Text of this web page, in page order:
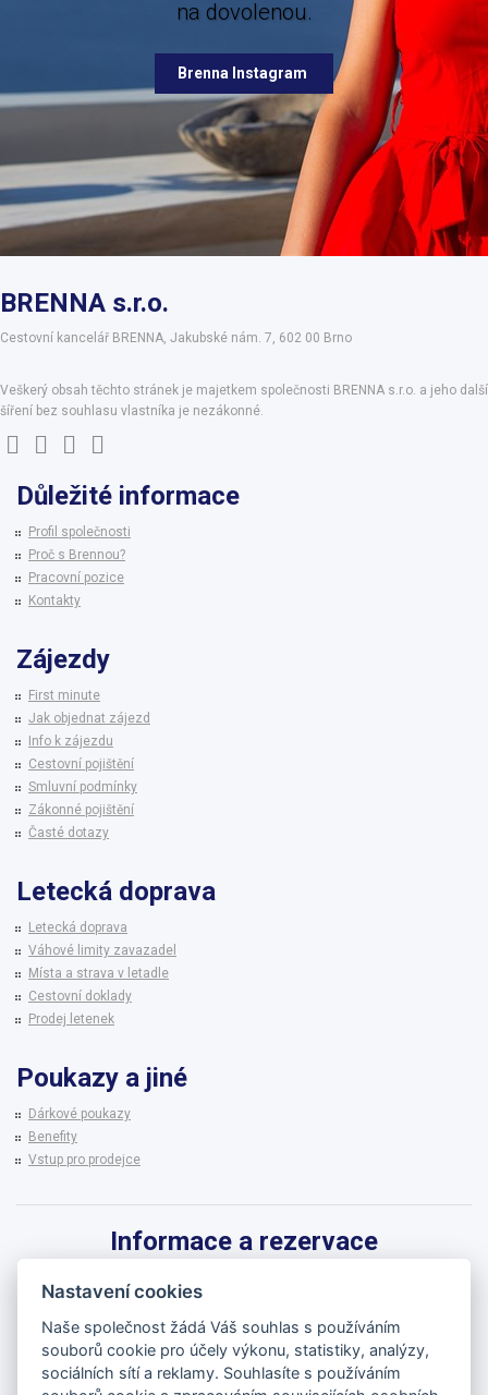
Brenna Instagram
Brenna Facebook
BRENNA s.r.o.
Cestovní kancelář BRENNA, Jakubské nám. 7, 602 00 Brno
Veškerý obsah těchto stránek je majetkem společnosti BRENNA s.r.o. a jeho další
šíření bez souhlasu vlastníka je nezákonné.
Důležité informace
Profil společnosti
Proč s Brennou?
Pracovní pozice
Kontakty
Zájezdy
First minute
Jak objednat zájezd
Info k zájezdu
Cestovní pojištění
Smluvní podmínky
Zákonné pojištění
Časté dotazy
Letecká doprava
Letecká doprava
Váhové limity zavazadel
Místa a strava v letadle
Cestovní doklady
Prodej letenek
Poukazy a jiné
Dárkové poukazy
Benefity
Vstup pro prodejce
Informace a rezervace
542 215 256
brenna@brenna.cz
Nastavení cookies
Naše společnost žádá Váš souhlas s používáním
souborů cookie pro účely výkonu, statistiky, analýzy,
sociálních sítí a reklamy. Souhlasíte s používáním